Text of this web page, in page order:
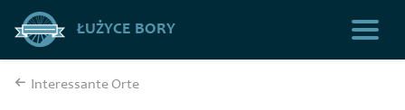
ŁUŻYCE BORY
Interessante Orte